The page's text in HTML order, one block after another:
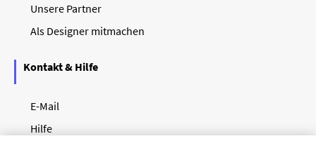
Unsere Partner
Als Designer mitmachen
Kontakt & Hilfe
E-Mail
Hilfe